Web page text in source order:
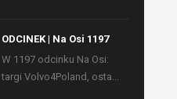
ODCINEK | Na Osi 1197
W 1197 odcinku Na Osi:
targi Volvo4Poland, osta...